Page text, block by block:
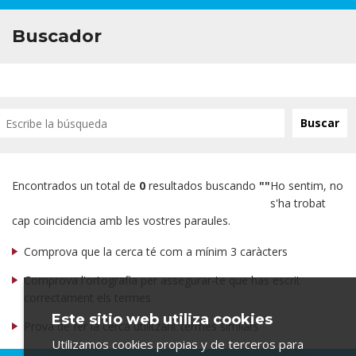
Buscador
Encontrados un total de 0 resultados buscando ""Ho sentim, no
s'ha trobat
cap coincidencia amb les vostres paraules.
Comprova que la cerca té com a mínim 3 caràcters
Comprova l'ortografia per assegurar-te que has escrit
Prova de fer la cerca utilitzant termes similars
Este sitio web utiliza cookies
Utilizamos cookies propias y de terceros para